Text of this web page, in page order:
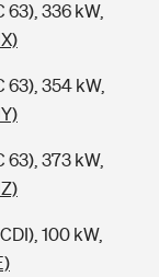
336 kW,
63), 354 kW,
373 kW,
100 kW,